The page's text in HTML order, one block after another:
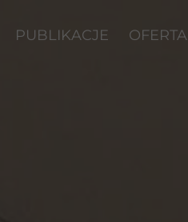
PUBLIKACJE OFERTA